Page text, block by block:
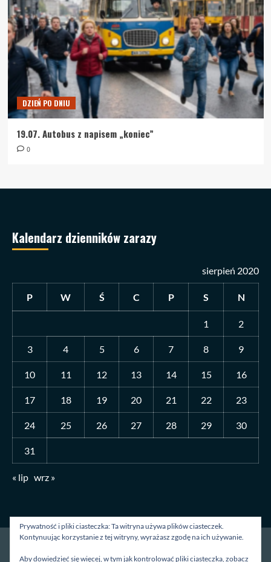
DZIEŃ PO DNIU
19.07. Autobus z napisem „koniec”
0
Kalendarz dzienników zarazy
sierpień 2020
P W Ś C P S N
1 2
3 4 5 6 7 8 9
10 11 12 13 14 15 16
17 18 19 20 21 22 23
24 25 26 27 28 29 30
31
« lip wrz »
Strona główna O mnie Blog Kontakt
Prywatność i pliki ciasteczka: Ta witryna używa plików ciasteczek.
Kontynuując korzystanie z tej witryny, wyrażasz zgodę na ich używanie.
Aby dowiedzieć się więcej, w tym jak kontrolować pliki ciasteczka, zobacz